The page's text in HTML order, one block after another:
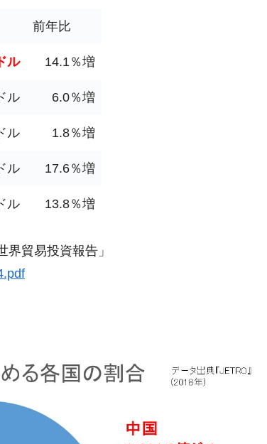
ペーン」⇒ あの名物教授も登場！
ん殴る法案」提出！⇒ クーパン問題は合衆国企業に対
「史上最高益」当期純利益は前年同期比13.4倍に。
)もサイドカー・サーキットブレイカーの二段コンボ
未満しか雇用を生まない
界の責任だ」
前年比
ル 14.1％増
ル 6.0％増
ル 1.8％増
ル 17.6％増
ル 13.8％増
貿易投資報告」